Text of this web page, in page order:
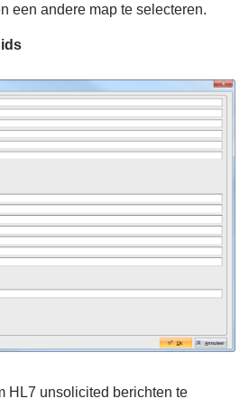
een andere map te selecteren.
HL7 unsolicited berichten te